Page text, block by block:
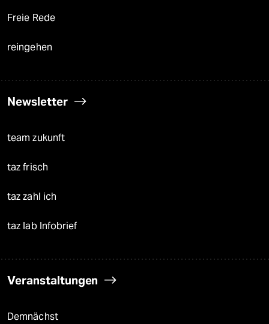
Freie Rede
reingehen
Newsletter
team zukunft
taz frisch
taz zahl ich
taz lab Infobrief
Veranstaltungen
Demnächst